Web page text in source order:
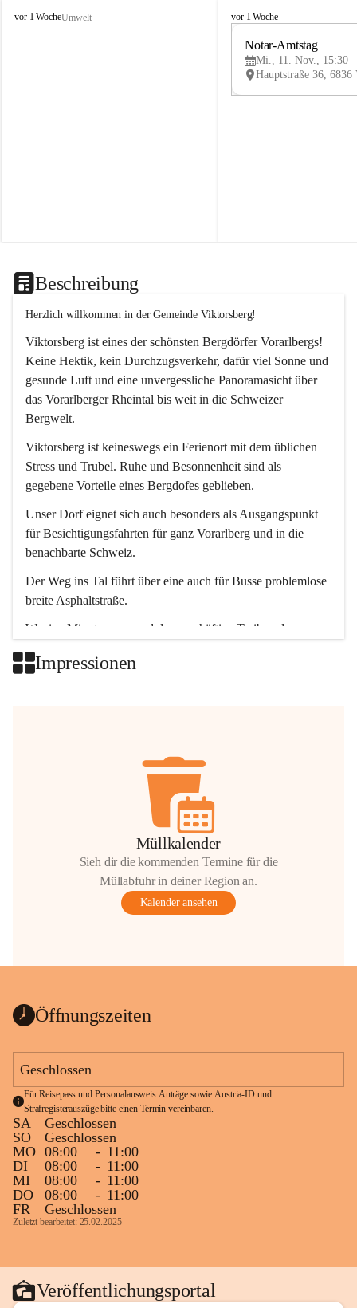
V
vor 1 WocheUmwelt
V
vor 1 Woche
Notar-Amtstag
Mi., 11. Nov., 15:30
Beschreibung
Herzlich willkommen in der Gemeinde Viktorsberg!
Viktorsberg ist eines der schönsten Bergdörfer Vorarlbergs!
Keine Hektik, kein Durchzugsverkehr, dafür viel Sonne und
gesunde Luft und eine unvergessliche Panoramasicht über
das Vorarlberger Rheintal bis weit in die Schweizer
Bergwelt.
Viktorsberg ist keineswegs ein Ferienort mit dem üblichen
Stress und Trubel. Ruhe und Besonnenheit sind als
gegebene Vorteile eines Bergdofes geblieben.
Unser Dorf eignet sich auch besonders als Ausgangspunkt
für Besichtigungsfahrten für ganz Vorarlberg und in die
benachbarte Schweiz.
Der Weg ins Tal führt über eine auch für Busse problemlose
breite Asphaltstraße.
Wenige Minuten nur, und das geschäftige Treiben der
Impressionen
Müllkalender
Sieh dir die kommenden Termine für die
Müllabfuhr in deiner Region an.
Kalender ansehen
Öffnungszeiten
Geschlossen
Für Reisepass und Personalausweis Anträge sowie Austria-ID und
Strafregisterauszüge bitte einen Termin vereinbaren.
SA
Geschlossen
SO
Geschlossen
MO 08:00 - 11:00
DI
08:00 - 11:00
MI
08:00 - 11:00
DO
08:00 - 11:00
FR
Geschlossen
Zuletzt bearbeitet: 25.02.2025
Veröffentlichungsportal